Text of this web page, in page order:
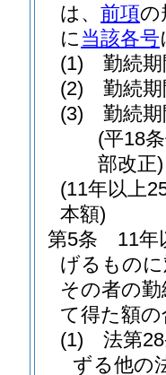
は、 前項の
に 当該各号
(1)
勤続
(2)
勤続
(3)
勤続
(平18
部改正)
(11年以上
本額)
第5条
11年
げるもの
その者の
て得た額
(1)
法第
ずる他の